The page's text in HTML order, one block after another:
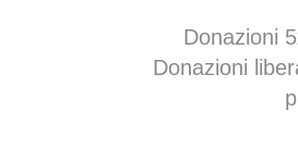
Donazioni
Donazioni